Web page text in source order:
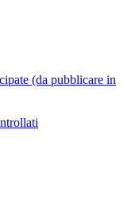
(da pubblicare in